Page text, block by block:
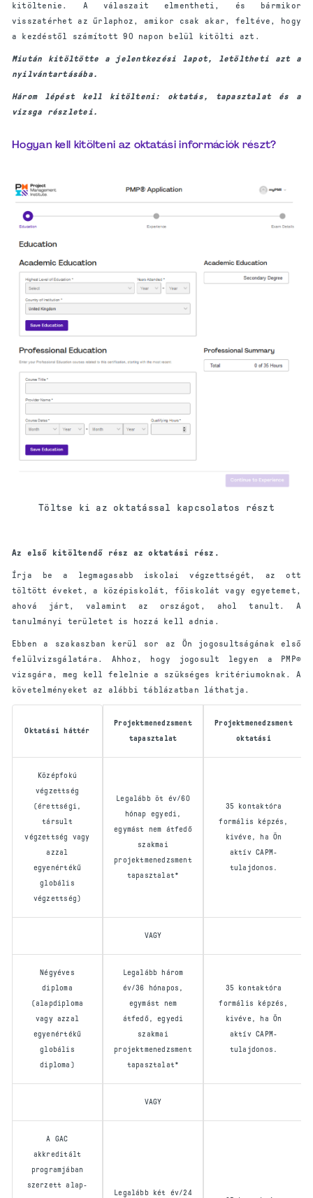
kitöltenie. A válaszait elmentheti, és bármikor
visszatérhet az űrlaphoz, amikor csak akar, feltéve, hogy
a kezdéstől számított 90 napon belül kitölti azt.
Miután kitöltötte a jelentkezési lapot, letöltheti azt a
nyilvántartásába.
Három lépést kell kitölteni: oktatás, tapasztalat és a
vizsga részletei.
Hogyan kell kitölteni az oktatási információk részt?
Töltse ki az oktatással kapcsolatos részt
Az első kitöltendő rész az oktatási rész.
Írja be a legmagasabb iskolai végzettségét, az ott
töltött éveket, a középiskolát, főiskolát vagy egyetemet,
ahová járt, valamint az országot, ahol tanult. A
tanulmányi területet is hozzá kell adnia.
Ebben a szakaszban kerül sor az Ön jogosultságának első
felülvizsgálatára. Ahhoz, hogy jogosult legyen a PMP®
vizsgára, meg kell felelnie a szükséges kritériumoknak. A
követelményeket az alábbi táblázatban láthatja.
Oktatási háttér
Projektmenedzsment
tapasztalat
Projektmenedzsment
oktatási
Középfokú
végzettség
(érettségi,
társult
végzettség vagy
azzal
egyenértékű
globális
végzettség)
Legalább öt év/60
hónap egyedi,
egymást nem átfedő
szakmai
projektmenedzsment
tapasztalat*
35 kontaktóra
formális képzés,
kivéve, ha Ön
aktív CAPM-
tulajdonos.
VAGY
Négyéves
diploma
(alapdiploma
vagy azzal
egyenértékű
globális
diploma)
Legalább három
év/36 hónapos,
egymást nem
átfedő, egyedi
szakmai
projektmenedzsment
tapasztalat*
35 kontaktóra
formális képzés,
kivéve, ha Ön
aktív CAPM-
tulajdonos.
VAGY
A GAC
akkreditált
programjában
szerzett alap-
Legalább két év/24